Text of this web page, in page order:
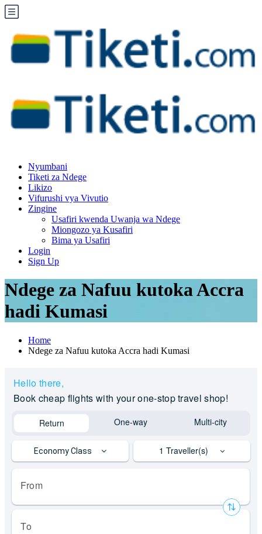
Nyumbani
Tiketi za Ndege
Likizo
Vifurushi vya Vivutio
Zingine
Usafiri kwenda Uwanja wa Ndege
Miongozo ya Kusafiri
Bima ya Usafiri
Login
Sign Up
Ndege za Nafuu kutoka Accra
hadi Kumasi
Home
Ndege za Nafuu kutoka Accra hadi Kumasi